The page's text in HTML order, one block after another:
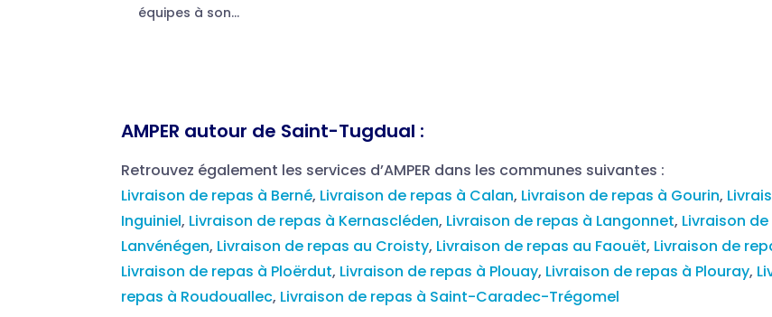
équipes à son...
AMPER autour de Saint-Tugdual :
Retrouvez également les services d’AMPER dans les communes suivantes :
Livraison de repas à Berné, Livraison de repas à Calan, Livraison de repas à Gourin,
Inguiniel, Livraison de repas à Kernascléden, Livraison de repas à Langonnet, Livraison
Lanvénégen, Livraison de repas au Croisty, Livraison de repas au Faouët, Livraison de
Livraison de repas à Ploërdut, Livraison de repas à Plouay, Livraison de repas à Plouray,
repas à Roudouallec, Livraison de repas à Saint-Caradec-Trégomel